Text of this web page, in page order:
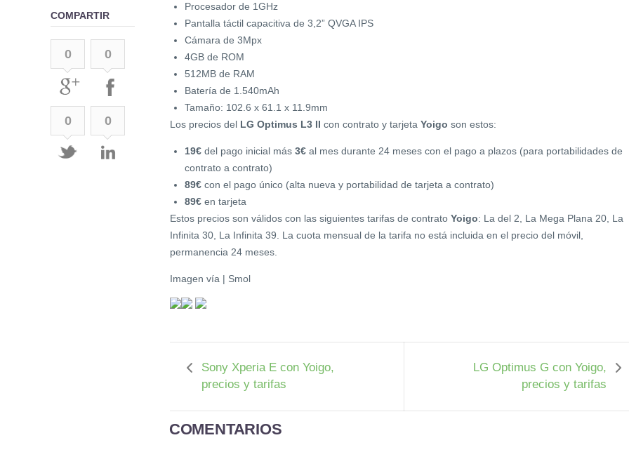
Procesador de 1GHz
Pantalla táctil capacitiva de 3,2” QVGA IPS
Cámara de 3Mpx
4GB de ROM
512MB de RAM
Batería de 1.540mAh
Tamaño: 102.6 x 61.1 x 11.9mm
Los precios del LG Optimus L3 II con contrato y tarjeta Yoigo son estos:
19€ del pago inicial más 3€ al mes durante 24 meses con el pago a plazos (para portabilidades de
contrato a contrato)
89€ con el pago único (alta nueva y portabilidad de tarjeta a contrato)
89€ en tarjeta
Estos precios son válidos con las siguientes tarifas de contrato Yoigo: La del 2, La Mega Plana 20, La
Infinita 30, La Infinita 39. La cuota mensual de la tarifa no está incluida en el precio del móvil,
permanencia 24 meses.
Imagen vía | Smol
Sony Xperia E con Yoigo,
precios y tarifas
LG Optimus G con Yoigo,
precios y tarifas
COMENTARIOS
COMPARTIR
0 0
0 0